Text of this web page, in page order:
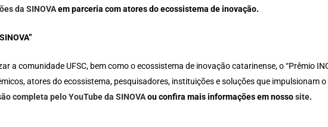
da SINOVAem parceria com atores do ecossistema de inovação.
a comunidade UFSC, bem como o ecossistema de inovação catarinense, o “Prêmio
atores do ecossistema, pesquisadores, instituições e soluções que impulsionam
completa pelo YouTube da SINOVAou confira mais informações em nossosite.